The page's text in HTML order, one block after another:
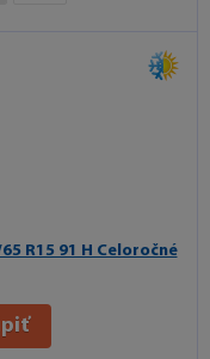
R15 91 H Celoročné